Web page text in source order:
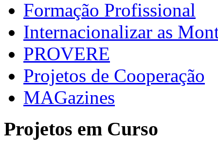
Formação Profissional
Internacionalizar as
PROVERE
Projetos de Cooperação
MAGazines
Projetos em Curso